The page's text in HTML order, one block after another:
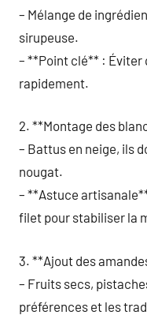
– Mélange de
sirupeuse.
– **Point clé** : Éviter
rapidement.
2. **Montage des
– Battus en neige, ils
nougat.
– **Astuce
filet pour stabiliser la
3. **Ajout des
– Fruits secs,
préférences et les